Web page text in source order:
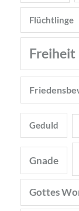
Flüchtlinge
Freiheit
Geduld
Gnade
Gottes